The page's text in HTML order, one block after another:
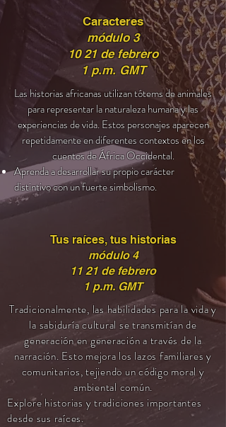
Caracteres
módulo 3
10 21 de febrero
1 p.m. GMT
Las historias africanas utilizan tótems de animales
para representar la naturaleza humana y las
experiencias de vida. Estos personajes aparecen
repetidamente en diferentes contextos en los
cuentos de África Occidental.
Aprenda a desarrollar su propio carácter
distintivo con un fuerte simbolismo.
Tus raíces, tus historias
módulo 4
11 21 de febrero
1 p.m. GMT
Tradicionalmente, las habilidades para la vida y
la sabiduría cultural se transmitían de
generación en generación a través de la
narración. Esto mejora los lazos familiares y
comunitarios, tejiendo un código moral y
ambiental común.
Explore historias y tradiciones importantes
desde sus raíces.